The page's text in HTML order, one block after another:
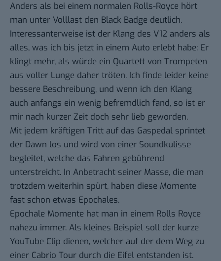
Anders als bei einem normalen Rolls-Royce hört
man unter Volllast den Black Badge deutlich.
Interessanterweise ist der Klang des V12 anders als
alles, was ich bis jetzt in einem Auto erlebt habe: Er
klingt mehr, als würde ein Quartett von Trompeten
aus voller Lunge daher tröten. Ich finde leider keine
bessere Beschreibung, und wenn ich den Klang
auch anfangs ein wenig befremdlich fand, so ist er
mir nach kurzer Zeit doch sehr lieb geworden.
Mit jedem kräftigen Tritt auf das Gaspedal sprintet
der Dawn los und wird von einer Soundkulisse
begleitet, welche das Fahren gebührend
unterstreicht. In Anbetracht seiner Masse, die man
trotzdem weiterhin spürt, haben diese Momente
fast schon etwas Epochales.
Epochale Momente hat man in einem Rolls Royce
nahezu immer. Als kleines Beispiel soll der kurze
YouTube Clip dienen, welcher auf der dem Weg zu
einer Cabrio Tour durch die Eifel entstanden ist.